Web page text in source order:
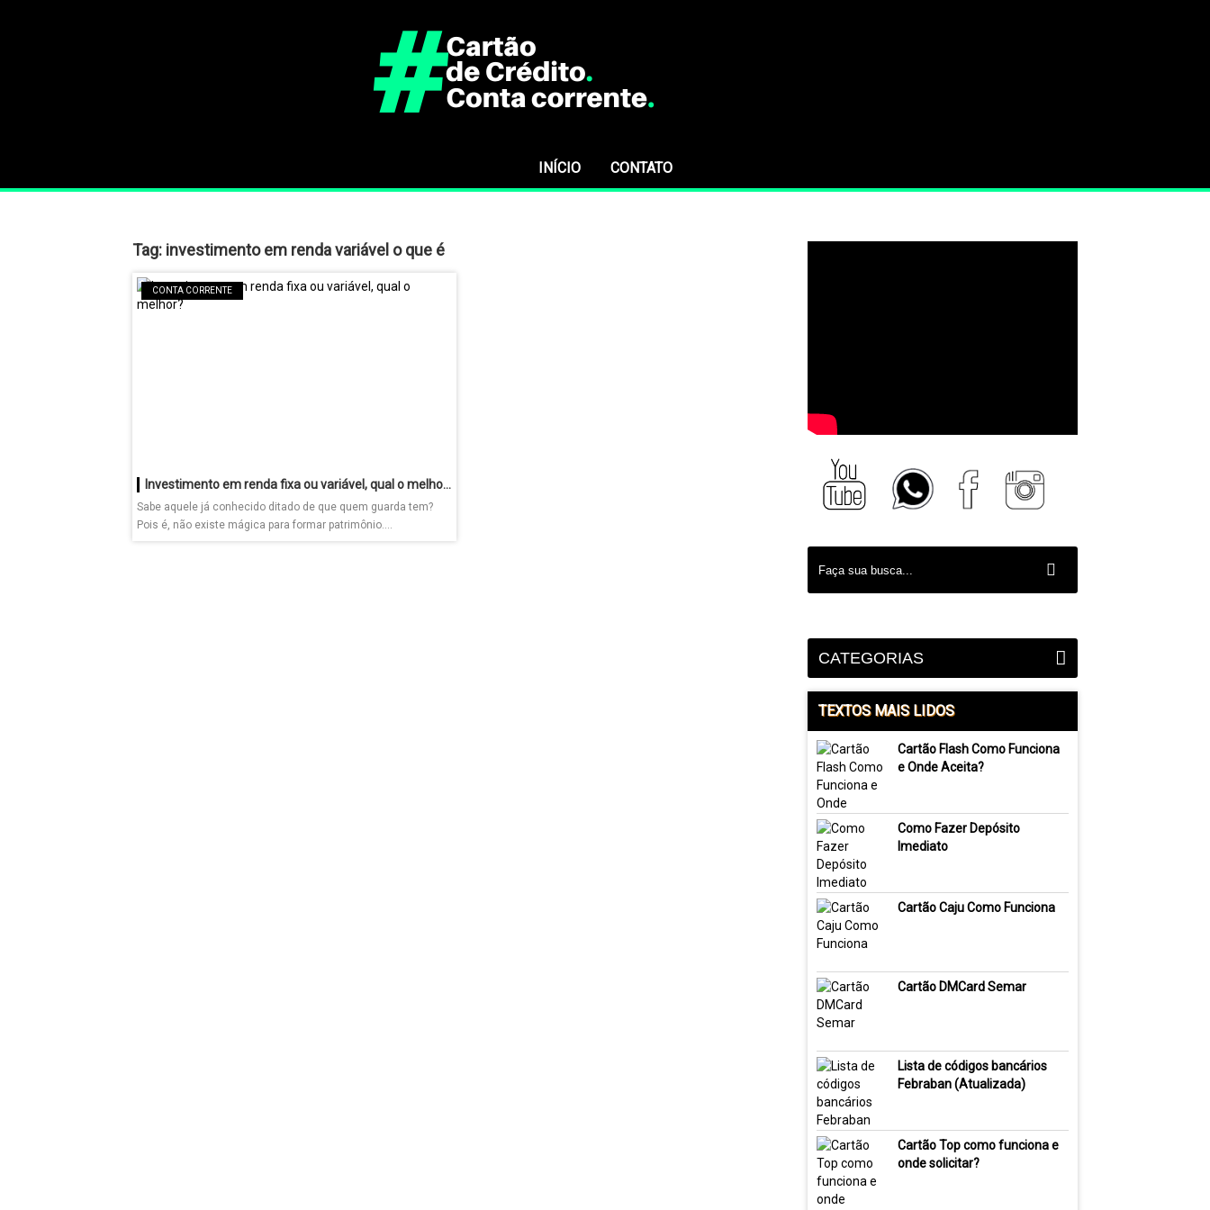
INÍCIO CONTATO
Tag: investimento em renda variável o que é
CONTA CORRENTE
Investimento em renda fixa ou variável, qual o melhor?
Sabe aquele já conhecido ditado de que quem guarda tem?
Pois é, não existe mágica para formar patrimônio....
CATEGORIAS
TEXTOS MAIS LIDOS
Cartão Flash Como Funciona
e Onde Aceita?
Como Fazer Depósito
Imediato
Cartão Caju Como Funciona
Cartão DMCard Semar
Lista de códigos bancários
Febraban (Atualizada)
Cartão Top como funciona e
onde solicitar?